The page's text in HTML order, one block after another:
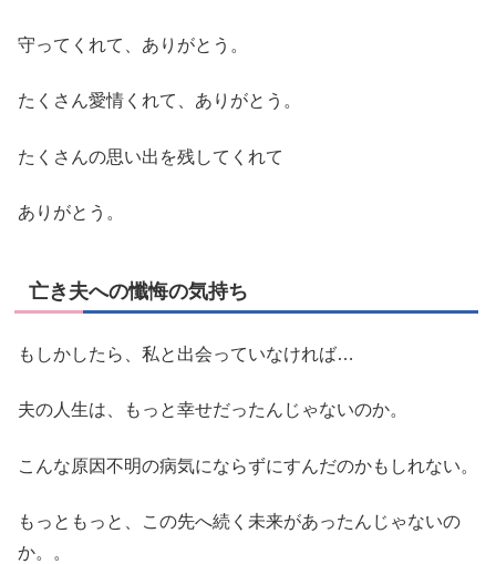
守ってくれて、ありがとう。
たくさん愛情くれて、ありがとう。
たくさんの思い出を残してくれて
ありがとう。
亡き夫への懺悔の気持ち
もしかしたら、私と出会っていなければ…
夫の人生は、もっと幸せだったんじゃないのか。
こんな原因不明の病気にならずにすんだのかもしれない。
もっともっと、この先へ続く未来があったんじゃないの
か。。